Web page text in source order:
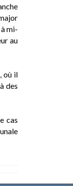
mi-
au
où il
des
cas